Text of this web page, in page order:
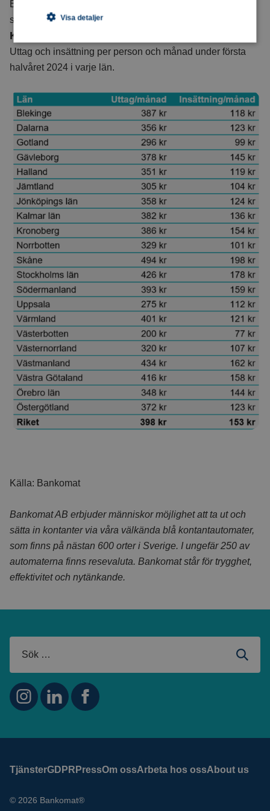
Beräkningen av genomsnitt per person bygger på SCB:s
statistik över hela Sveriges befolkning.
Kontantbarometern per län
Uttag och insättning per person och månad under första
halvåret 2024 i varje län.
Källa: Bankomat
Bankomat AB erbjuder människor möjlighet att ta ut och
sätta in kontanter via våra välkända blå kontantautomater,
som finns på nästan 600 orter i Sverige. I ungefär 250 av
automaterna finns resevaluta. Bankomat står för trygghet,
effektivitet och nytänkande.
TjänsterGDPR PressOm ossArbeta hos ossAbout us
© 2026 Bankomat®
Visa detaljer